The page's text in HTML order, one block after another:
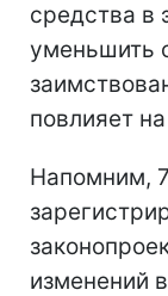
средства в
уменьшить
повлияет
Напомним,
изменений